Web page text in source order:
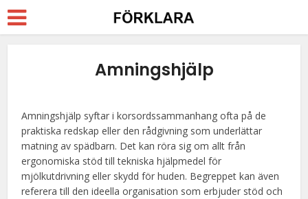
Amningshjälp
Amningshjälp syftar i korsordssammanhang ofta på de
praktiska redskap eller den rådgivning som underlättar
matning av spädbarn. Det kan röra sig om allt från
ergonomiska stöd till tekniska hjälpmedel för
mjölkutdrivning eller skydd för huden. Begreppet kan även
referera till den ideella organisation som erbjuder stöd och